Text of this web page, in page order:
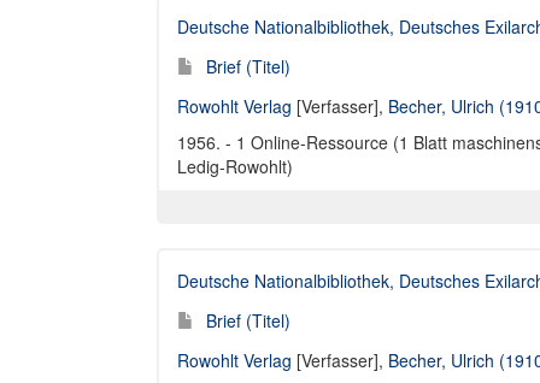
Deutsche Nationalbibliothek, Deutsches
Brief (Titel)
Rowohlt Verlag [Verfasser], Becher, Ulrich
1956. - 1 Online-Ressource (1 Blatt
Ledig-Rowohlt)
Deutsche Nationalbibliothek, Deutsches
Brief (Titel)
Rowohlt Verlag [Verfasser], Becher, Ulrich